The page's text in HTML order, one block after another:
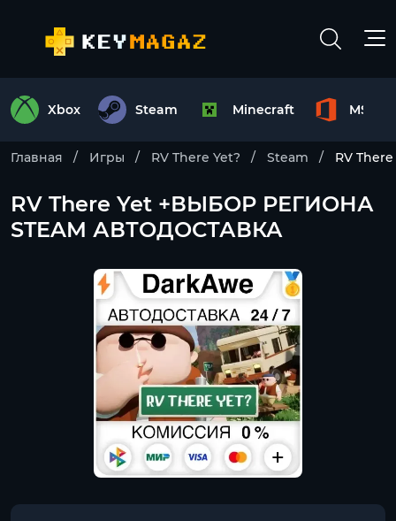
Xbox Steam Minecraft MS
Главная Игры RV There Yet? Steam RV
RV There Yet +ВЫБОР РЕГИОНА
STEAM АВТОДОСТАВКА